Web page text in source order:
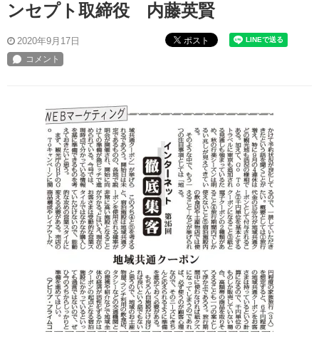
ンセプト取締役 内藤英賢
2020年9月17日 ポスト